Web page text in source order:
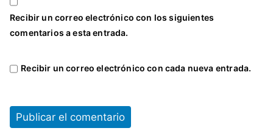
Recibir un correo electrónico con los siguientes
comentarios a esta entrada.
Recibir un correo electrónico con cada nueva entrada.